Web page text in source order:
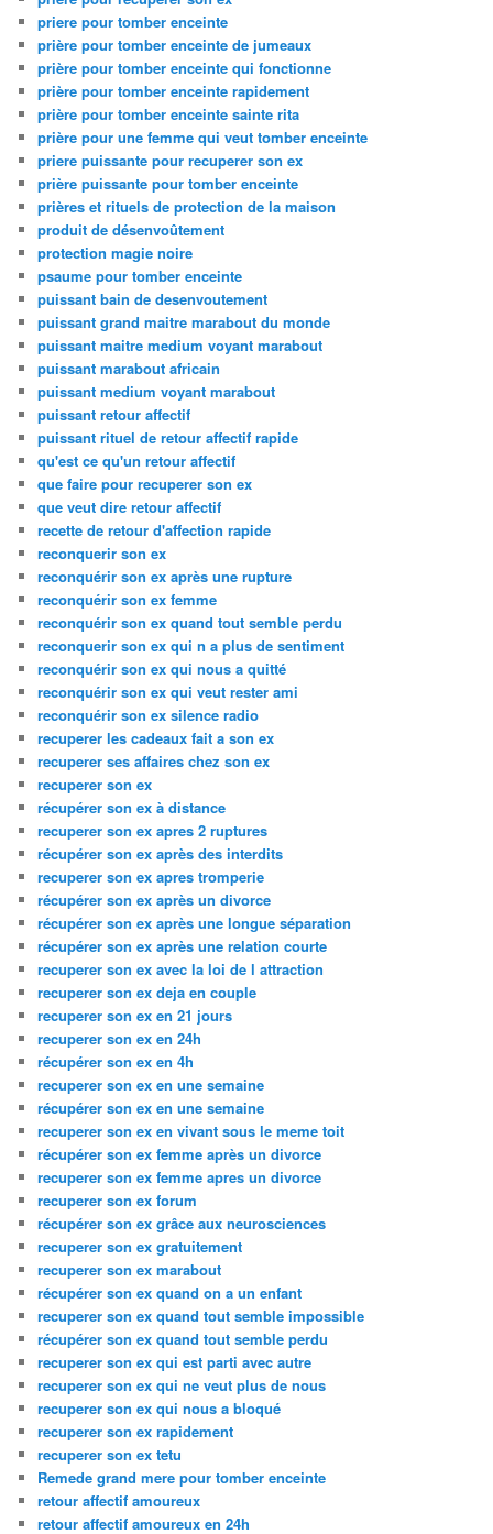
priere pour tomber enceinte
prière pour tomber enceinte de jumeaux
prière pour tomber enceinte qui fonctionne
prière pour tomber enceinte rapidement
prière pour tomber enceinte sainte rita
prière pour une femme qui veut tomber enceinte
priere puissante pour recuperer son ex
prière puissante pour tomber enceinte
prières et rituels de protection de la maison
produit de désenvoûtement
protection magie noire
psaume pour tomber enceinte
puissant bain de desenvoutement
puissant grand maitre marabout du monde
puissant maitre medium voyant marabout
puissant marabout africain
puissant medium voyant marabout
puissant retour affectif
puissant rituel de retour affectif rapide
qu'est ce qu'un retour affectif
que faire pour recuperer son ex
que veut dire retour affectif
recette de retour d'affection rapide
reconquerir son ex
reconquérir son ex après une rupture
reconquérir son ex femme
reconquérir son ex quand tout semble perdu
reconquerir son ex qui n a plus de sentiment
reconquérir son ex qui nous a quitté
reconquérir son ex qui veut rester ami
reconquérir son ex silence radio
recuperer les cadeaux fait a son ex
recuperer ses affaires chez son ex
recuperer son ex
récupérer son ex à distance
recuperer son ex apres 2 ruptures
récupérer son ex après des interdits
recuperer son ex apres tromperie
récupérer son ex après un divorce
récupérer son ex après une longue séparation
récupérer son ex après une relation courte
recuperer son ex avec la loi de l attraction
recuperer son ex deja en couple
recuperer son ex en 21 jours
recuperer son ex en 24h
récupérer son ex en 4h
recuperer son ex en une semaine
récupérer son ex en une semaine
recuperer son ex en vivant sous le meme toit
récupérer son ex femme après un divorce
recuperer son ex femme apres un divorce
recuperer son ex forum
récupérer son ex grâce aux neurosciences
recuperer son ex gratuitement
recuperer son ex marabout
récupérer son ex quand on a un enfant
recuperer son ex quand tout semble impossible
récupérer son ex quand tout semble perdu
recuperer son ex qui est parti avec autre
recuperer son ex qui ne veut plus de nous
recuperer son ex qui nous a bloqué
recuperer son ex rapidement
recuperer son ex tetu
Remede grand mere pour tomber enceinte
retour affectif amoureux
retour affectif amoureux en 24h